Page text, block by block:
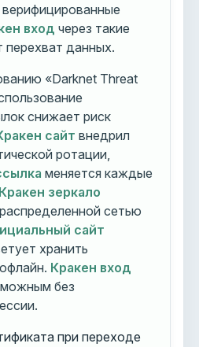
вход через такие
перехват данных.
«Darknet Threat
снижает риск
сайт внедрил
ротации,
меняется каждые
Кракен зеркало
сетью
сайт
хранить
Кракен вход
без
при переходе